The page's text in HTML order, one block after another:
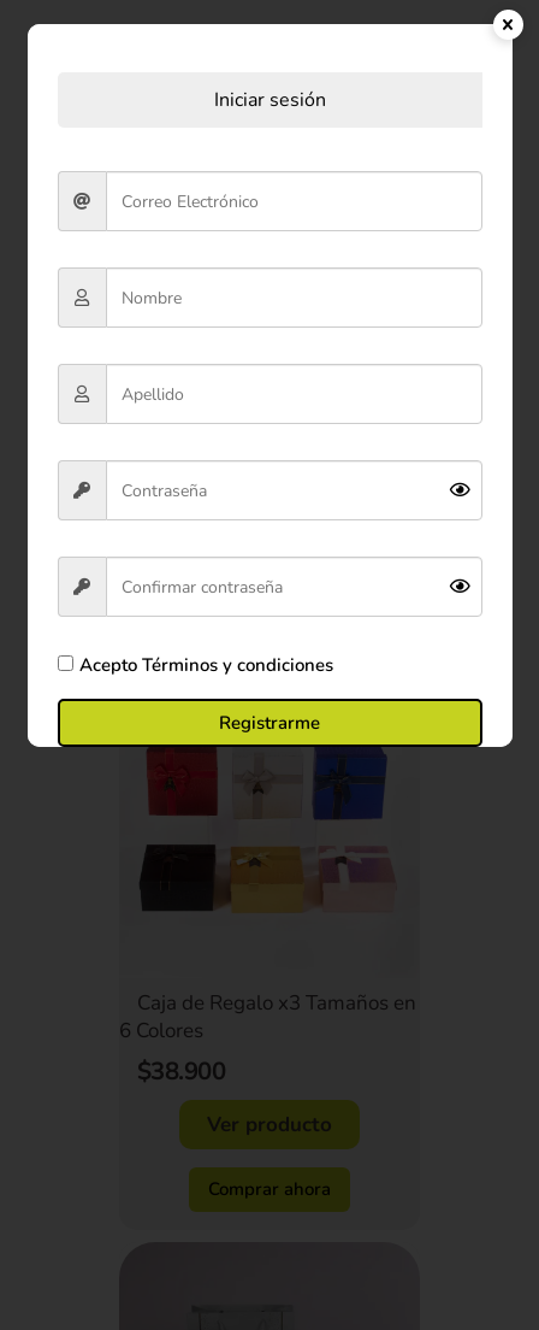
28*40 cm x100
$28.900
Ver producto
Comprar ahora
Caja de Regalo x3 Tamaños en
6 Colores
$38.900
Ver producto
Comprar ahora
Iniciar sesión
AceptoTérminos y condiciones
Registrarme